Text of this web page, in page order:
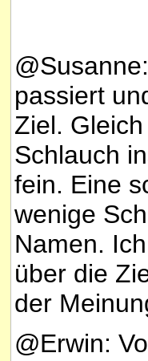
passiert
Ziel.
Schlauch
fein. Eine
wenige
Namen.
über die
der
@Erwin: